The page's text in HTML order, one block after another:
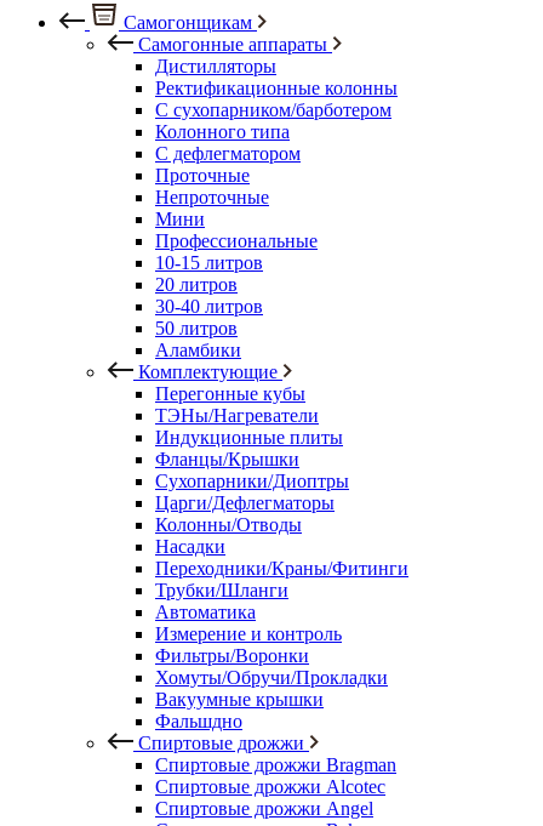
Самогонщикам
Самогонные аппараты
Дистилляторы
Ректификационные колонны
С сухопарником/барботером
Колонного типа
С дефлегматором
Проточные
Непроточные
Мини
Профессиональные
10-15 литров
20 литров
30-40 литров
50 литров
Аламбики
Комплектующие
Перегонные кубы
ТЭНы/Нагреватели
Индукционные плиты
Фланцы/Крышки
Сухопарники/Диоптры
Царги/Дефлегматоры
Колонны/Отводы
Насадки
Переходники/Краны/Фитинги
Трубки/Шланги
Автоматика
Измерение и контроль
Фильтры/Воронки
Хомуты/Обручи/Прокладки
Вакуумные крышки
Фальшдно
Спиртовые дрожжи
Спиртовые дрожжи Bragman
Спиртовые дрожжи Alcotec
Спиртовые дрожжи Angel